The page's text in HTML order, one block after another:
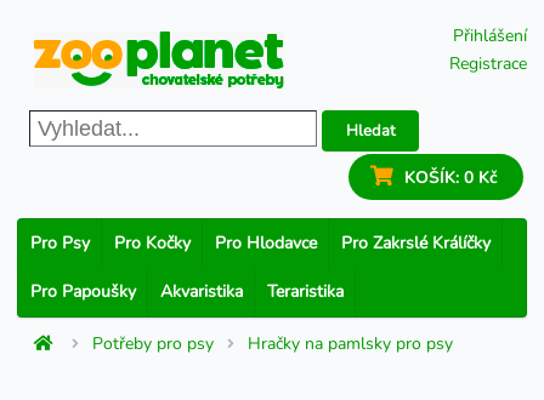
Přihlášení
Registrace
Hledat
KOŠÍK: 0 Kč
Pro Psy Pro Kočky Pro Hlodavce Pro Zakrslé Králíčky
Pro Papoušky Akvaristika Teraristika
Potřeby pro psy Hračky na pamlsky pro psy